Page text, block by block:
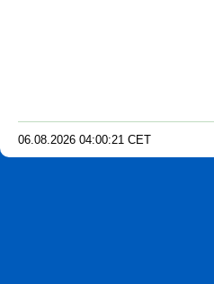
06.08.2026 04:00:21 CET